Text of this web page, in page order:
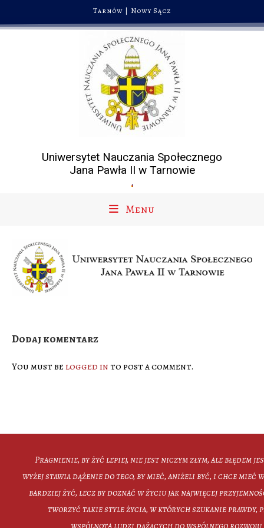
Tarnów | Nowy Sącz
Uniwersytet Nauczania Społecznego
Jana Pawła II w Tarnowie
Menu
Dodaj komentarz
You must belogged in to post a comment.
Pragnienie, by żyć lepiej, nie jest niczym złym, ale błędem
wyżej stawia dążenie do tego, by mieć, aniżeli być, i chce mieć
bardziej żyć, lecz by doznać w życiu jak najwięcej
tworzyć takie style życia, w których szukanie prawdy,